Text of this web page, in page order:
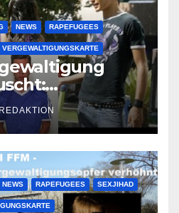
NEWS RAPEFUGEES
VERGEWALTIGUNGSKARTE
Gang ist ein
REDAKTION
NEWS RAPEFUGEES SEXJIHAD